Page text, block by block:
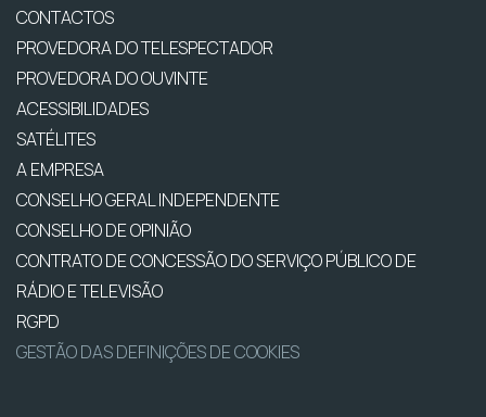
CONTACTOS
PROVEDORA DO TELESPECTADOR
PROVEDORA DO OUVINTE
ACESSIBILIDADES
SATÉLITES
A EMPRESA
CONSELHO GERAL INDEPENDENTE
CONSELHO DE OPINIÃO
CONTRATO DE CONCESSÃO DO SERVIÇO PÚBLICO DE
RÁDIO E TELEVISÃO
RGPD
GESTÃO DAS DEFINIÇÕES DE COOKIES